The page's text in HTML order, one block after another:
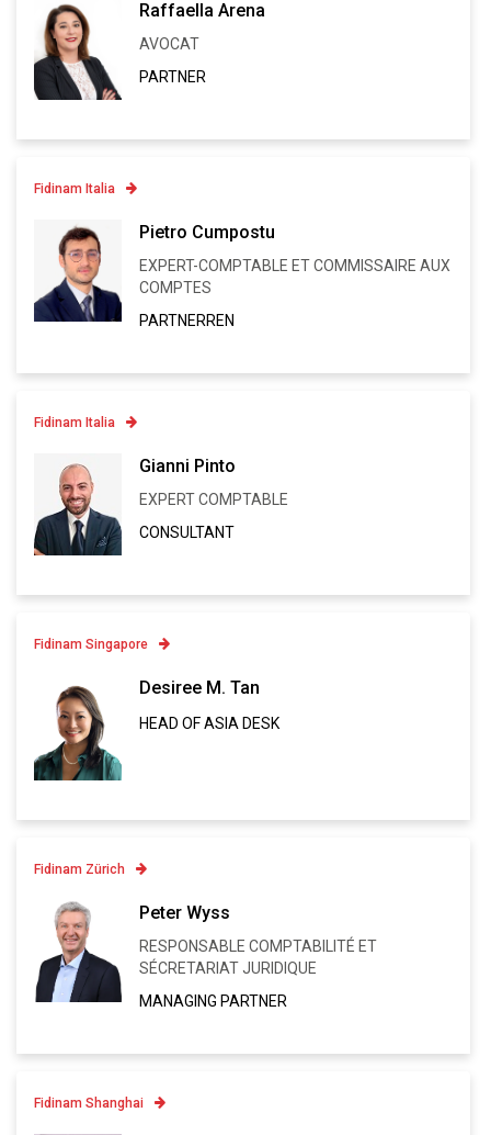
Raffaella Arena
AVOCAT
PARTNER
Fidinam Italia
Pietro Cumpostu
EXPERT-COMPTABLE ET COMMISSAIRE AUX
COMPTES
PARTNERREN
Fidinam Italia
Gianni Pinto
EXPERT COMPTABLE
CONSULTANT
Fidinam Singapore
Desiree M. Tan
HEAD OF ASIA DESK
Fidinam Zürich
Peter Wyss
RESPONSABLE COMPTABILITÉ ET
SÉCRETARIAT JURIDIQUE
MANAGING PARTNER
Fidinam Shanghai